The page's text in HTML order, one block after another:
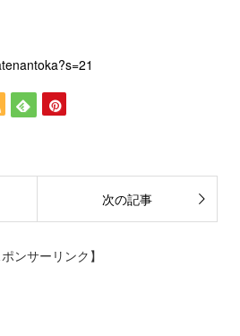
次の記事
ポンサーリンク】